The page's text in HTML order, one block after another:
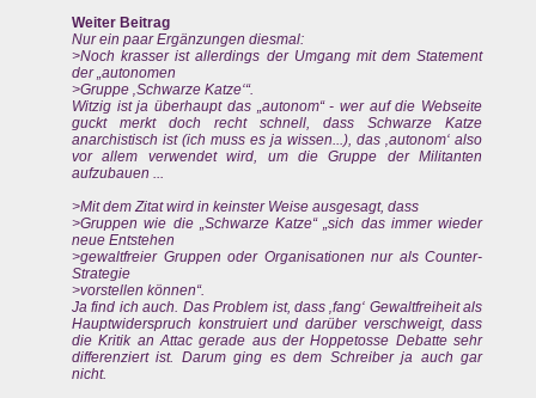
Weiter Beitrag
Nur ein paar Ergänzungen diesmal:
>Noch krasser ist allerdings der Umgang mit dem Statement
der „autonomen
>Gruppe ‚Schwarze Katze‘“.
Witzig ist ja überhaupt das „autonom“ - wer auf die Webseite
guckt merkt doch recht schnell, dass Schwarze Katze
anarchistisch ist (ich muss es ja wissen...), das ‚autonom‘ also
vor allem verwendet wird, um die Gruppe der Militanten
aufzubauen ...
>Mit dem Zitat wird in keinster Weise ausgesagt, dass
>Gruppen wie die „Schwarze Katze“ „sich das immer wieder
neue Entstehen
>gewaltfreier Gruppen oder Organisationen nur als Counter-
Strategie
>vorstellen können“.
Ja find ich auch. Das Problem ist, dass ‚fang‘ Gewaltfreiheit als
Hauptwiderspruch konstruiert und darüber verschweigt, dass
die Kritik an Attac gerade aus der Hoppetosse Debatte sehr
differenziert ist. Darum ging es dem Schreiber ja auch gar
nicht.